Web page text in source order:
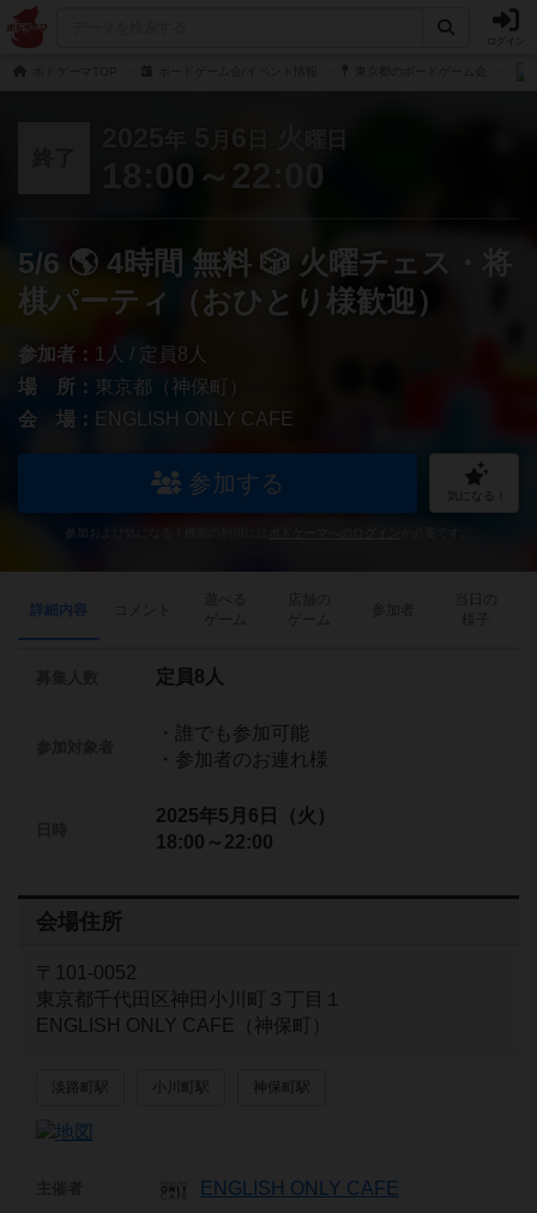
月
18:00～22:00
5/6 🌎 4時間 無料 🎲 火曜チェス・将
棋パーティ（おひとり様歓迎）
参加者： 1人 / 定員8人
場 所： 東京都（神保町）
会 場： ENGLISH ONLY CAFE
参加する 気になる！
参加および気になる！機能の利用には
詳細内容
定員8人
・誰でも参加可能
・参加者のお連れ様
2025年5月6日（火）
18:00～22:00
会場住所
〒101-0052
東京都千代田区神田小川町３丁目１
ENGLISH ONLY CAFE（神保町）
淡路町駅 小川町駅 神保町駅
ENGLISH ONLY CAFE